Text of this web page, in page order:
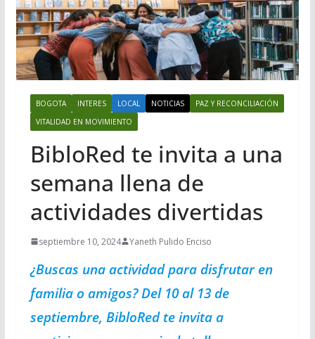
BOGOTA INTERES LOCAL NOTICIAS
PAZ Y RECONCILIACIÓN
VITALIDAD EN MOVIMIENTO
BibloRed te invita a una
semana llena de
actividades divertidas
septiembre 10, 2024 Yaneth Pulido Enciso
¿Buscas una actividad para disfrutar en
familia o amigos? Del 10 al 13 de
septiembre, BibloRed te invita a